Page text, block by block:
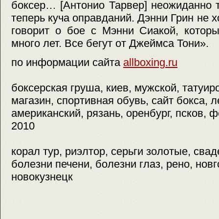
боксер… [Антонио Тарвер] неожиданно
теперь куча оправданий. Дэнни Грин не
говорит о бое с Мэнни Сиакой,
много лет. Все бегут от Джеймса Тони».
по информации сайта allboxing.ru
боксерская груша, киев, мужской,
магазин, спортивная обувь, сайт бокса,
американский, рязань, оренбург, псков,
2010
корал тур, риэлтор, серьги золотые,
болезни печени, болезни глаз, рено,
новокузнецк